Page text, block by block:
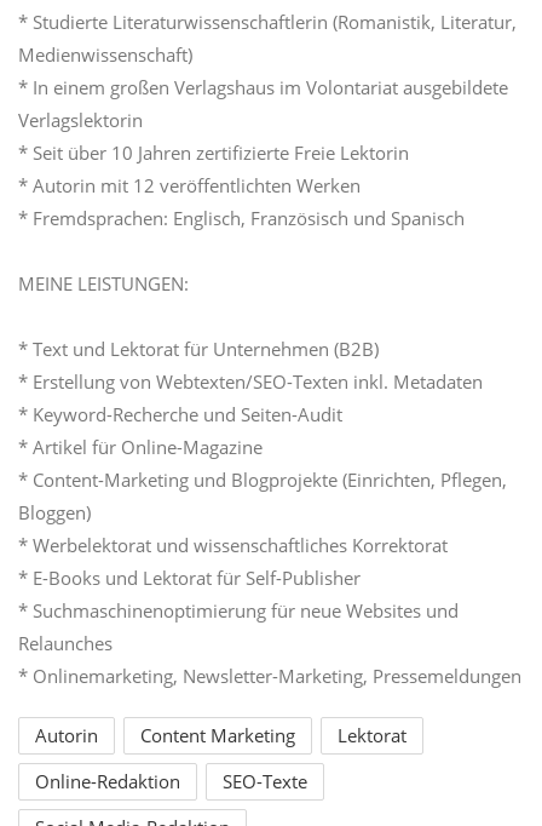
* Studierte Literaturwissenschaftlerin (Romanistik, Literatur,
Medienwissenschaft)
* In einem großen Verlagshaus im Volontariat ausgebildete
Verlagslektorin
* Seit über 10 Jahren zertifizierte Freie Lektorin
* Autorin mit 12 veröffentlichten Werken
* Fremdsprachen: Englisch, Französisch und Spanisch
MEINE LEISTUNGEN:
* Text und Lektorat für Unternehmen (B2B)
* Erstellung von Webtexten/SEO-Texten inkl. Metadaten
* Keyword-Recherche und Seiten-Audit
* Artikel für Online-Magazine
* Content-Marketing und Blogprojekte (Einrichten, Pflegen,
Bloggen)
* Werbelektorat und wissenschaftliches Korrektorat
* E-Books und Lektorat für Self-Publisher
* Suchmaschinenoptimierung für neue Websites und
Relaunches
* Onlinemarketing, Newsletter-Marketing, Pressemeldungen
Autorin Content Marketing
Lektorat
Online-Redaktion
SEO-Texte